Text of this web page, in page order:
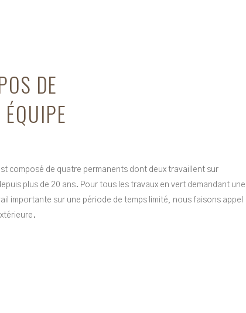
DE
composé de quatre permanents dont deux travaillent sur
plus de 20 ans. Pour tous les travaux en vert demandant une
importante sur une période de temps limité, nous faisons appel